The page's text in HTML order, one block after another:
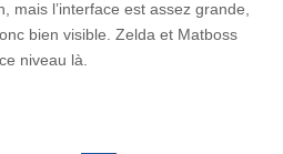
mais l’interface est assez grande,
bien visible. Zelda et Matboss
niveau là.